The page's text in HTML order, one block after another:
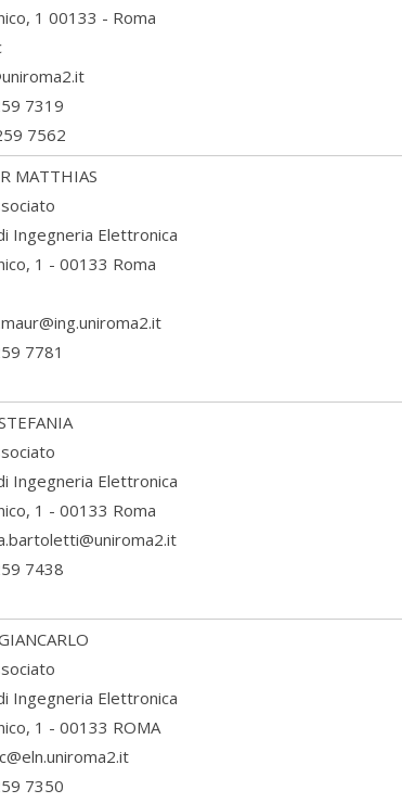
1 00133 - Roma
7319
7562
MATTHIAS
Ingegneria Elettronica
1 - 00133 Roma
7781
Ingegneria Elettronica
1 - 00133 Roma
7438
Ingegneria Elettronica
1 - 00133 ROMA
7350